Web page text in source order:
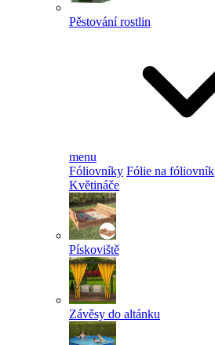
Pěstování rostlin
menu
Fóliovníky Fólie na fóliovník
Květináče
Pískoviště
Závěsy do altánku